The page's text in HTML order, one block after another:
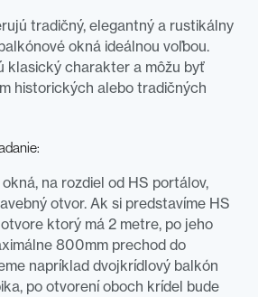
tradičný, elegantný a rustikálny
okná ideálnou voľbou.
klasický charakter a môžu byť
historických alebo tradičných
na rozdiel od HS portálov,
otvor. Ak si predstavíme HS
ktorý má 2 metre, po jeho
800mm prechod do
napríklad dvojkrídlový balkón
po otvorení oboch krídel bude